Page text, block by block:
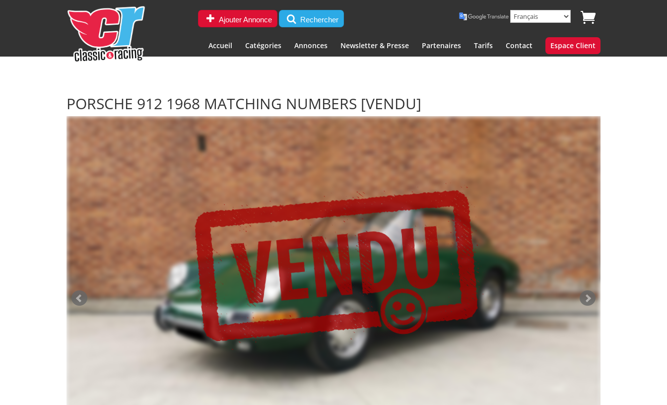
Ajouter Annonce Rechercher
Accueil Catégories Annonces Newsletter & Presse Partenaires Tarifs Contact Espace Client
PORSCHE 912 1968 MATCHING NUMBERS [VENDU]